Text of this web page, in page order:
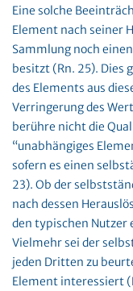
Eine solche
Element nach seiner
Sammlung noch
besitzt (Rn. 25). Dies
des Elements aus
Verringerung des
berühre nicht die
“unabhängiges
sofern es einen
23). Ob der
nach dessen
den typischen Nutzer
Vielmehr sei der
jeden Dritten zu
Element interessiert